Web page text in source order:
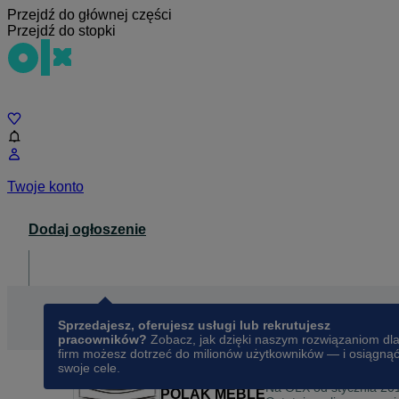
Przejdź do głównej części
Przejdź do stopki
Twoje konto
Dodaj ogłoszenie
Sprzedajesz, oferujesz usługi lub rekrutujesz
pracowników? Zobacz, jak dzięki naszym rozwiązaniom dla
firm możesz dotrzeć do milionów użytkowników — i osiągnąć
swoje cele.
POLAK MEBLENa OLX odstycznia